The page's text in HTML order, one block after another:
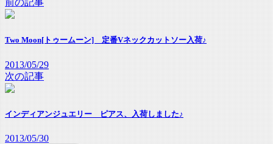
前の記事
Two Moon[トゥームーン] 定番Vネックカットソー入荷♪
2013/05/29
次の記事
インディアンジュエリー ピアス、入荷しました♪
2013/05/30